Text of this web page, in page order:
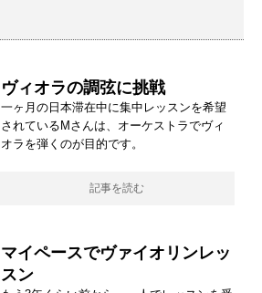
ヴィオラの調弦に挑戦
一ヶ月の日本滞在中に集中レッスンを希望
されているMさんは、オーケストラでヴィ
オラを弾くのが目的です。
記事を読む
マイペースでヴァイオリンレッ
スン